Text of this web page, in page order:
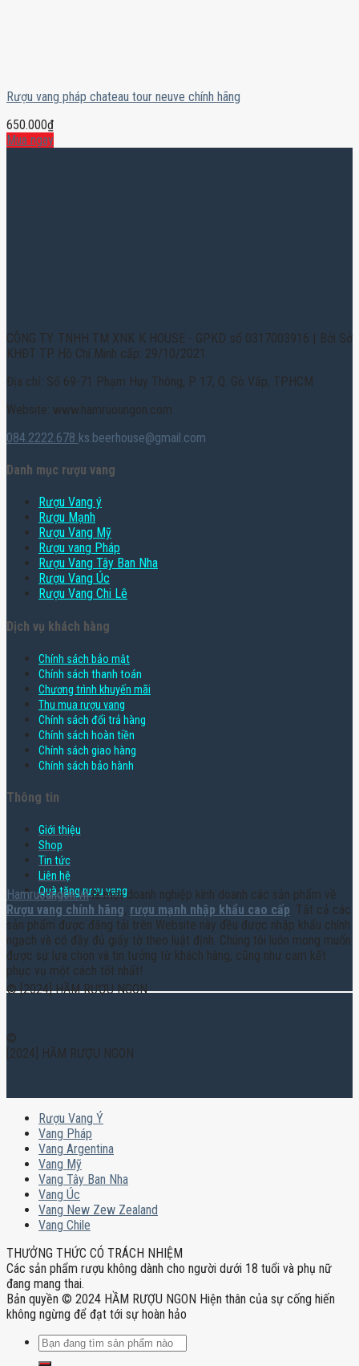
Rượu vang pháp chateau tour neuve chính hãng
650.000₫
Mua ngay
CÔNG TY TNHH TM XNK K HOUSE - GPKD số 0317003916 | Bởi Sở
KHĐT TP. Hồ Chí Minh cấp: 29/10/2021
Địa chỉ: Số 69-71 Phạm Huy Thông, P. 17, Q. Gò Vấp, TPHCM
Website: www.hamruoungon.com
084.2222.678 ks.beerhouse@gmail.com
Danh mục rượu vang
Rượu Vang ý
Rượu Mạnh
Rượu Vang Mỹ
Rượu vang Pháp
Rượu Vang Tây Ban Nha
Rượu Vang Úc
Rượu Vang Chi Lê
Dịch vụ khách hàng
Chính sách bảo mật
Chính sách thanh toán
Chương trình khuyến mãi
Thu mua rượu vang
Chính sách đổi trả hàng
Chính sách hoàn tiền
Chính sách giao hàng
Chính sách bảo hành
Thông tin
Giới thiệu
Shop
Tin tức
Liên hệ
Quà tặng rượu vang
Hamruoungon.vnlà một doanh nghiệp kinh doanh các sản phẩm về
Rượu vang chính hãng, rượu mạnh nhập khẩu cao cấp. Tất cả các
sản phẩm được đăng tải trên Website này đều được nhập khẩu chính
ngạch và có đầy đủ giấy tờ theo luật định. Chúng tôi luôn mong muốn
được sự lựa chọn và tin tưởng từ khách hàng, cũng như cam kết
phục vụ một cách tốt nhất!
© [2024] HẦM RƯỢU NGON
©
[2024] HẦM RƯỢU NGON
Rượu Vang Ý
Vang Pháp
Vang Argentina
Vang Mỹ
Vang Tây Ban Nha
Vang Úc
Vang New Zew Zealand
Vang Chile
THƯỞNG THỨC CÓ TRÁCH NHIỆM
Các sản phẩm rượu không dành cho người dưới 18 tuổi và phụ nữ
đang mang thai.
Bản quyền © 2024 HẦM RƯỢU NGON Hiện thân của sự cống hiến
không ngừng để đạt tới sự hoàn hảo
Tìm